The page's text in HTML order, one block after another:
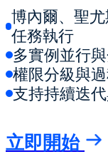
博內爾、聖
任務執行
多實例並行
權限分級與
支持持續迭
立即開始